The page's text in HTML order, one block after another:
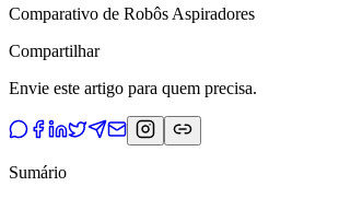
Comparativo de Robôs Aspiradores
Compartilhar
Envie este artigo para quem precisa.
Sumário